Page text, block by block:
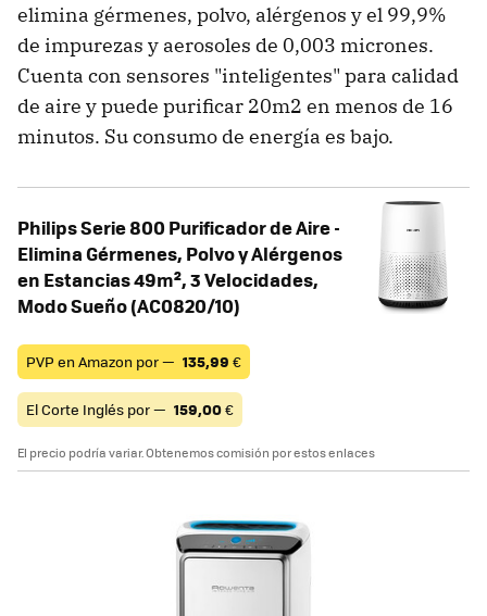
elimina gérmenes, polvo, alérgenos y el 99,9%
de impurezas y aerosoles de 0,003 micrones.
Cuenta con sensores "inteligentes" para calidad
de aire y puede purificar 20m2 en menos de 16
minutos. Su consumo de energía es bajo.
Philips Serie 800 Purificador de Aire -
Elimina Gérmenes, Polvo y Alérgenos
en Estancias 49m², 3 Velocidades,
Modo Sueño (AC0820/10)
PVP en Amazon por — 135,99 €
El Corte Inglés por — 159,00€
El precio podría variar. Obtenemos comisión por estos enlaces